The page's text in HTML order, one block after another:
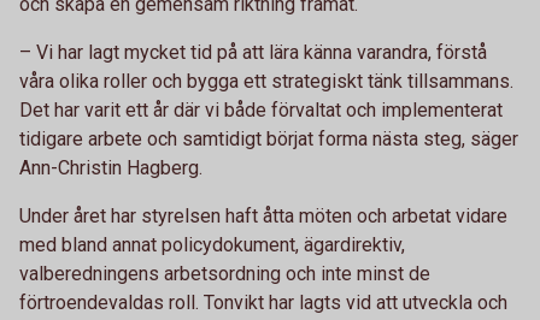
– Vi har lagt mycket tid på att lära känna varandra, förstå
våra olika roller och bygga ett strategiskt tänk tillsammans.
Det har varit ett år där vi både förvaltat och implementerat
tidigare arbete och samtidigt börjat forma nästa steg, säger
Ann-Christin Hagberg.
Under året har styrelsen haft åtta möten och arbetat vidare
med bland annat policydokument, ägardirektiv,
valberedningens arbetsordning och inte minst de
förtroendevaldas roll. Tonvikt har lagts vid att utveckla och